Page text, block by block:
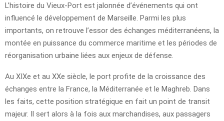
L’histoire du Vieux-Port est jalonnée d’événements qui ont
influencé le développement de Marseille. Parmi les plus
importants, on retrouve l’essor des échanges méditerranéens, la
montée en puissance du commerce maritime et les périodes de
réorganisation urbaine liées aux enjeux de défense.
Au XIXe et au XXe siècle, le port profite de la croissance des
échanges entre la France, la Méditerranée et le Maghreb. Dans
les faits, cette position stratégique en fait un point de transit
majeur. Il sert alors à la fois aux marchandises, aux passagers